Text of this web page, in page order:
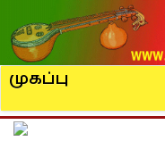
முகப்பு